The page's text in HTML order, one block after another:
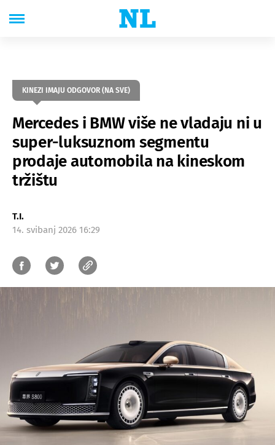
KINEZI IMAJU ODGOVOR (NA SVE)
Mercedes i BMW više ne vladaju ni u
super-luksuznom segmentu
prodaje automobila na kineskom
tržištu
T.I.
14. svibanj 2026 16:29